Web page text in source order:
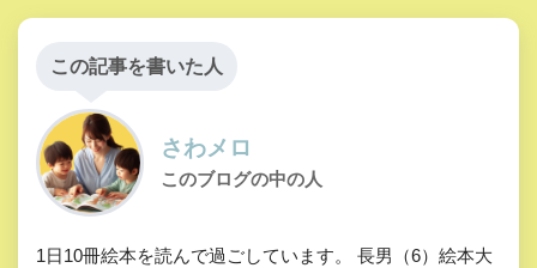
この記事を書いた人
さわメロ
このブログの中の人
1日10冊絵本を読んで過ごしています。 長男（6）絵本大